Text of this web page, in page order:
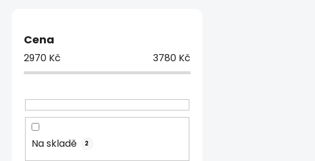
Cena
2970 Kč 3780 Kč
Na skladě 2